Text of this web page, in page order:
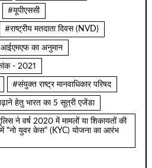
#यूपीएससी
#राष्ट्रीय मतदाता दिवस (NVD)
आईएमएफ का अनुमान
- 2021
#संयुक्त राष्ट्र मानवाधिकार परिषद
हेतु भारत का 5 सूत्री एजेंडा
ने वर्ष 2020 में मामलों या शिकायतों की
में "नो युवर केस" (KYC) योजना का आरंभ